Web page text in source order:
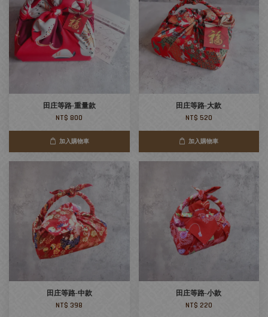
田庄等路-重量款
NT$ 800
加入購物車
田庄等路-大款
NT$ 520
加入購物車
田庄等路-中款
NT$ 398
田庄等路-小款
NT$ 220